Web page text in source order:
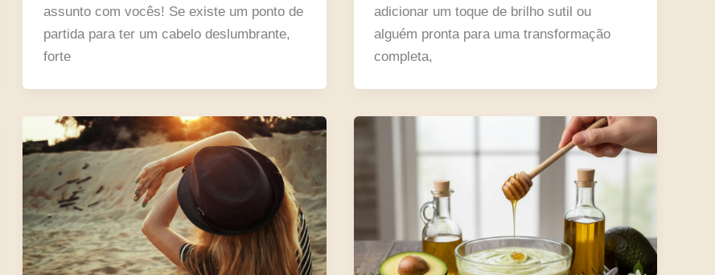
assunto com vocês! Se existe um ponto de
partida para ter um cabelo deslumbrante,
forte
adicionar um toque de brilho sutil ou
alguém pronta para uma transformação
completa,